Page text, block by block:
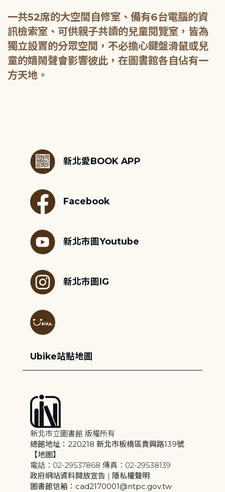
一共52席的大空間自修室、備有6台電腦的資
訊檢索室、可供親子共讀的兒童閱覽室，皆為
獨立設置的分眾空間，不必擔心鍵盤滑鼠或兒
童的嬉鬧聲會影響彼此，在圖書館各自佔有一
方天地。
新北愛BOOK APP
Facebook
新北市圖Youtube
新北市圖IG
Ubike站點地圖
新北市立圖書館 版權所有
總館地址：220218 新北市板橋區貴興路139號
【地圖】
電話：02-29537868 傳真：02-29538139
政府網站資料開放宣告 | 隱私權聲明
圖書館信箱：cad2170001@ntpc.gov.tw